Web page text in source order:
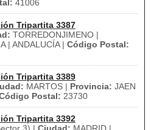
41006
Tripartita 3387
TORREDONJIMENO |
| ANDALUCÍA | Código Postal:
Tripartita 3389
MARTOS | Provincia: JAEN
Postal: 23730
Tripartita 3392